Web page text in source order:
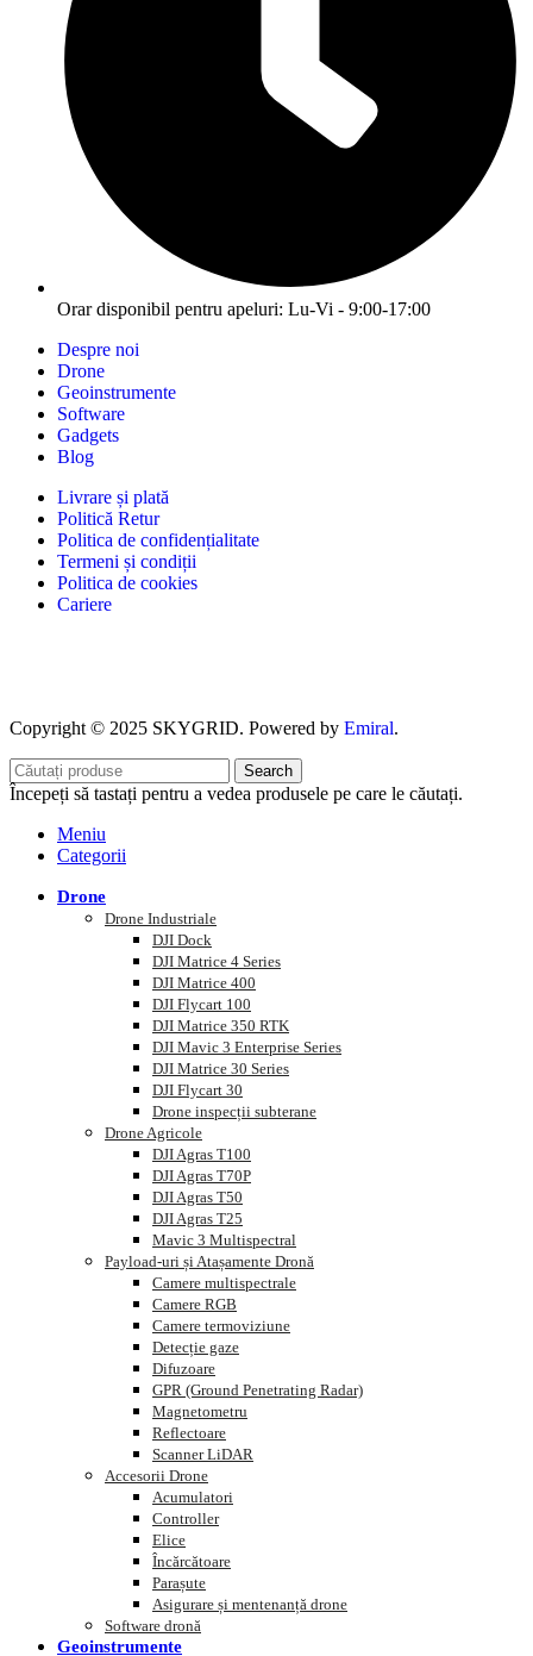
Orar disponibil pentru apeluri: Lu-Vi - 9:00-17:00
Despre noi
Drone
Geoinstrumente
Software
Gadgets
Blog
Livrare și plată
Politică Retur
Politica de confidențialitate
Termeni și condiții
Politica de cookies
Cariere
Copyright © 2025 SKYGRID. Powered by Emiral.
Search
Începeți să tastați pentru a vedea produsele pe care le căutați.
Meniu
Categorii
Drone
Drone Industriale
DJI Dock
DJI Matrice 4 Series
DJI Matrice 400
DJI Flycart 100
DJI Matrice 350 RTK
DJI Mavic 3 Enterprise Series
DJI Matrice 30 Series
DJI Flycart 30
Drone inspecții subterane
Drone Agricole
DJI Agras T100
DJI Agras T70P
DJI Agras T50
DJI Agras T25
Mavic 3 Multispectral
Payload-uri și Atașamente Dronă
Camere multispectrale
Camere RGB
Camere termoviziune
Detecție gaze
Difuzoare
GPR (Ground Penetrating Radar)
Magnetometru
Reflectoare
Scanner LiDAR
Accesorii Drone
Acumulatori
Controller
Elice
Încărcătoare
Parașute
Asigurare și mentenanță drone
Software dronă
Geoinstrumente